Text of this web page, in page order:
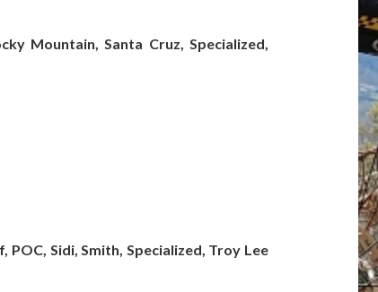
Mountain, Santa Cruz, Specialized,
POC, Sidi, Smith, Specialized, Troy Lee